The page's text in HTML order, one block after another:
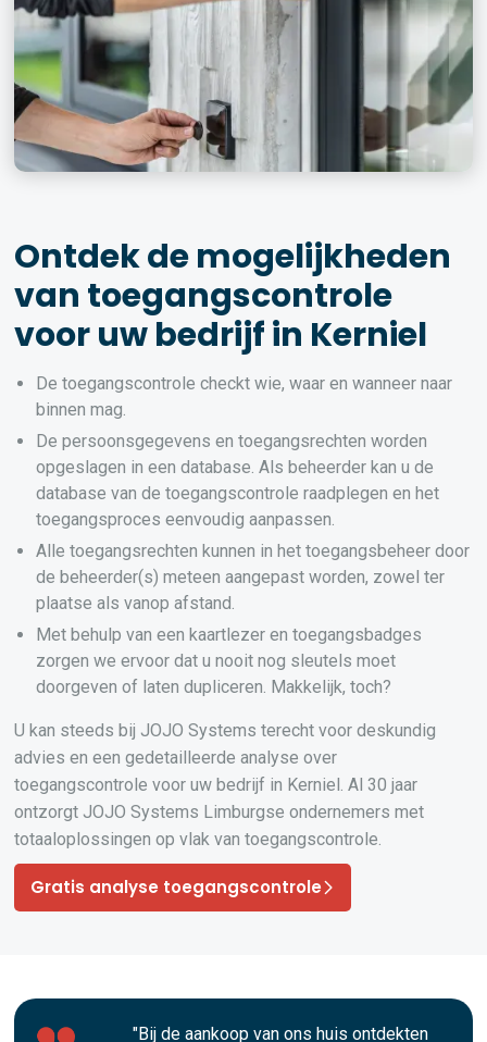
Ontdek de mogelijkheden
van toegangscontrole
voor uw bedrijf in Kerniel
De toegangscontrole checkt wie, waar en wanneer naar
binnen mag.
De persoonsgegevens en toegangsrechten worden
opgeslagen in een database. Als beheerder kan u de
database van de toegangscontrole raadplegen en het
toegangsproces eenvoudig aanpassen.
Alle toegangsrechten kunnen in het toegangsbeheer door
de beheerder(s) meteen aangepast worden, zowel ter
plaatse als vanop afstand.
Met behulp van een kaartlezer en toegangsbadges
zorgen we ervoor dat u nooit nog sleutels moet
doorgeven of laten dupliceren. Makkelijk, toch?
U kan steeds bij JOJO Systems terecht voor deskundig
advies en een gedetailleerde analyse over
toegangscontrole voor uw bedrijf in Kerniel. Al 30 jaar
ontzorgt JOJO Systems Limburgse ondernemers met
totaaloplossingen op vlak van toegangscontrole.
Gratis analyse toegangscontrole
"Bij de aankoop van ons huis ontdekten